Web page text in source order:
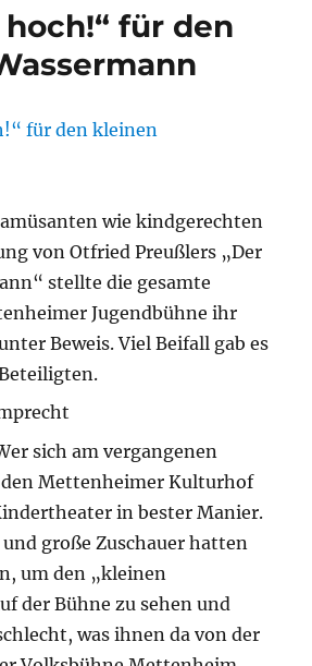
hoch!“ für den
wie kindgerechten
von Otfried Preußlers „Der
stellte die gesamte
Jugendbühne ihr
Beweis. Viel Beifall gab es
sich am vergangenen
den Mettenheimer Kulturhof
in bester Manier.
große Zuschauer hatten
um den „kleinen
der Bühne zu sehen und
was ihnen da von der